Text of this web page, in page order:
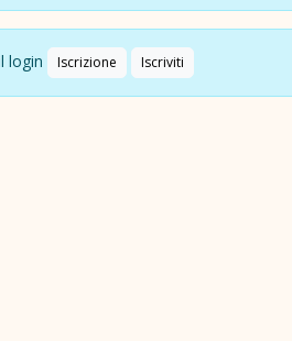
login Iscrizione Iscriviti